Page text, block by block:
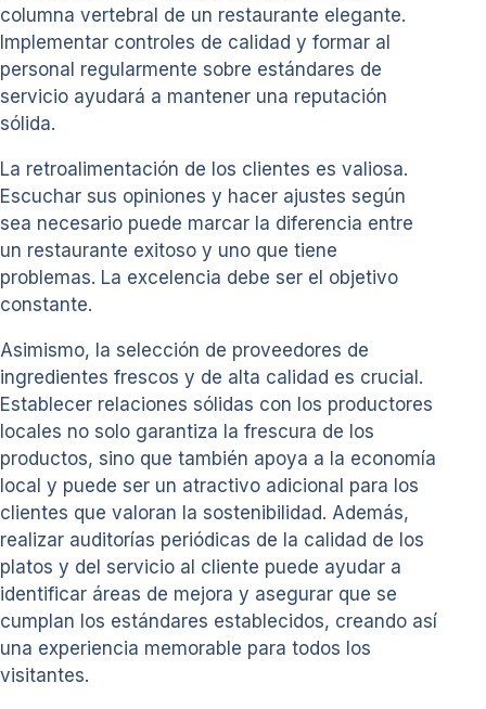
columna vertebral de un restaurante elegante.
Implementar controles de calidad y formar al
personal regularmente sobre estándares de
servicio ayudará a mantener una reputación
sólida.
La retroalimentación de los clientes es valiosa.
Escuchar sus opiniones y hacer ajustes según
sea necesario puede marcar la diferencia entre
un restaurante exitoso y uno que tiene
problemas. La excelencia debe ser el objetivo
constante.
Asimismo, la selección de proveedores de
ingredientes frescos y de alta calidad es crucial.
Establecer relaciones sólidas con los productores
locales no solo garantiza la frescura de los
productos, sino que también apoya a la economía
local y puede ser un atractivo adicional para los
clientes que valoran la sostenibilidad. Además,
realizar auditorías periódicas de la calidad de los
platos y del servicio al cliente puede ayudar a
identificar áreas de mejora y asegurar que se
cumplan los estándares establecidos, creando así
una experiencia memorable para todos los
visitantes.